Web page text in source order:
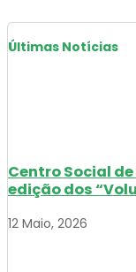
Últimas Notícias
Centro Social
edição dos
12 Maio, 2026